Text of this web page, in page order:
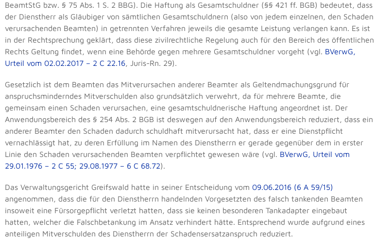
BeamtStG bzw. § 75 Abs. 1 S. 2 BBG). Die Haftung als Gesamtschuldner (§§ 421 ff. BGB) bedeutet, dass
der Dienstherr als Gläubiger von sämtlichen Gesamtschuldnern (also von jedem einzelnen, den Schaden
verursachenden Beamten) in getrennten Verfahren jeweils die gesamte Leistung verlangen kann. Es ist
in der Rechtsprechung geklärt, dass diese zivilrechtliche Regelung auch für den Bereich des öffentlichen
Rechts Geltung findet, wenn eine Behörde gegen mehrere Gesamtschuldner vorgeht (vgl. BVerwG,
Urteil vom 02.02.2017 – 2 C 22.16, Juris-Rn. 29).
Gesetzlich ist dem Beamten das Mitverursachen anderer Beamter als Geltendmachungsgrund für
anspruchsminderndes Mitverschulden also grundsätzlich verwehrt, da für mehrere Beamte, die
gemeinsam einen Schaden verursachen, eine gesamtschuldnerische Haftung angeordnet ist. Der
Anwendungsbereich des § 254 Abs. 2 BGB ist deswegen auf den Anwendungsbereich reduziert, dass ein
anderer Beamter den Schaden dadurch schuldhaft mitverursacht hat, dass er eine Dienstpflicht
vernachlässigt hat, zu deren Erfüllung im Namen des Dienstherrn er gerade gegenüber dem in erster
Linie den Schaden verursachenden Beamten verpflichtet gewesen wäre (vgl. BVerwG, Urteil vom
29.01.1976 – 2 C 55; 29.08.1977 – 6 C 68.72).
Das Verwaltungsgericht Greifswald hatte in seiner Entscheidung vom 09.06.2016 (6 A 59/15)
angenommen, dass die für den Dienstherrn handelnden Vorgesetzten des falsch tankenden Beamten
insoweit eine Fürsorgepflicht verletzt hatten, dass sie keinen besonderen Tankadapter eingebaut
hatten, welcher die Falschbetankung im Ansatz verhindert hätte. Entsprechend wurde aufgrund eines
anteiligen Mitverschulden des Dienstherrn der Schadensersatzanspruch reduziert.